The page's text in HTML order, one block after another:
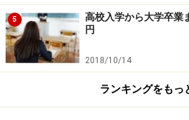
5
高校入学から大学卒業
円
2018/10/14
ランキングをもっ